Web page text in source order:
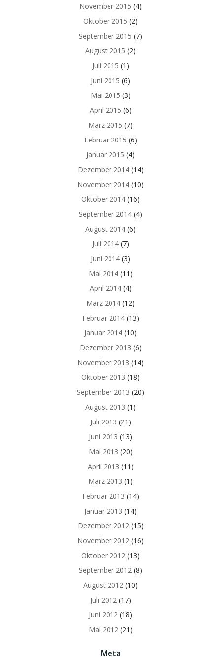
November 2015 (4)
Oktober 2015 (2)
September 2015 (7)
August 2015 (2)
Juli 2015 (1)
Juni 2015 (6)
Mai 2015 (3)
April 2015 (6)
März 2015 (7)
Februar 2015 (6)
Januar 2015 (4)
Dezember 2014(14)
November 2014 (10)
Oktober 2014 (16)
September 2014 (4)
August 2014 (6)
Juli 2014(7)
Juni 2014 (3)
Mai 2014(11)
April 2014(4)
März 2014 (12)
Februar 2014(13)
Januar 2014 (10)
Dezember 2013 (6)
November 2013 (14)
Oktober 2013 (18)
September 2013 (20)
August 2013 (1)
Juli 2013 (21)
Juni 2013 (13)
Mai 2013 (20)
April 2013 (11)
März 2013 (1)
Februar 2013 (14)
Januar 2013 (14)
Dezember 2012 (15)
November 2012 (16)
Oktober 2012 (13)
September 2012 (8)
August 2012 (10)
Juli 2012 (17)
Juni 2012 (18)
Mai 2012 (21)
Meta